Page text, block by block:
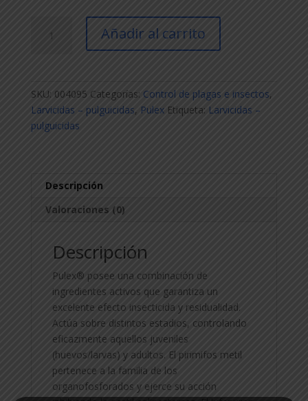
Añadir al carrito
SKU: 004095 Categorías: Control de plagas e insectos,
Larvicidas – pulguicidas, Pulex Etiqueta: Larvicidas –
pulguicidas
Descripción
Valoraciones (0)
Descripción
Pulex® posee una combinación de
ingredientes activos que garantiza un
excelente efecto insecticida y residualidad.
Actúa sobre distintos estadios, controlando
eficazmente aquellos juveniles
(huevos/larvas) y adultos. El pirimifos metil
pertenece a la familia de los
organofosforados y ejerce su acción